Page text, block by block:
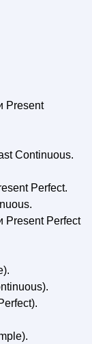
Present
Continuous.
Perfect.
Present Perfect